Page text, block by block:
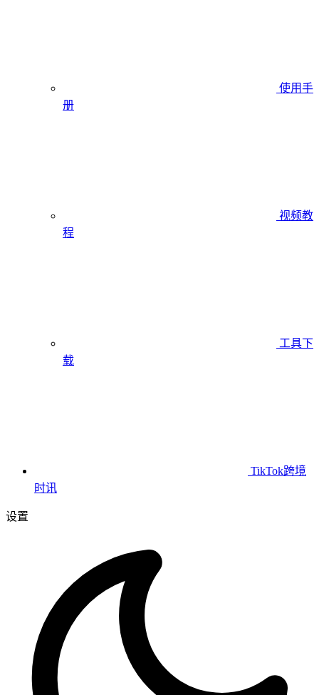
使用手
册
视频教
程
工具下
载
TikTok跨境
时讯
设置